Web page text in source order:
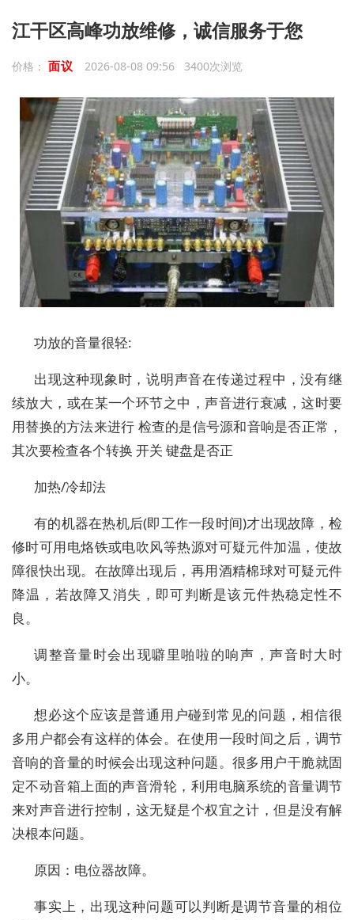
江干区高峰功放维修，诚信服务于您
价格： 面议 2026-08-08 09:56 3400次浏览
功放的音量很轻:
出现这种现象时，说明声音在传递过程中，没有继
续放大，或在某一个环节之中，声音进行衰减，这时要
用替换的方法来进行 检查的是信号源和音响是否正常，
其次要检查各个转换 开关 键盘是否正
加热/冷却法
有的机器在热机后(即工作一段时间)才出现故障，检
修时可用电烙铁或电吹风等热源对可疑元件加温，使故
障很快出现。在故障出现后，再用酒精棉球对可疑元件
降温，若故障又消失，即可判断是该元件热稳定性不
良。
调整音量时会出现噼里啪啦的响声，声音时大时
小。
想必这个应该是普通用户碰到常见的问题，相信很
多用户都会有这样的体会。在使用一段时间之后，调节
音响的音量的时候会出现这种问题。很多用户干脆就固
定不动音箱上面的声音滑轮，利用电脑系统的音量调节
来对声音进行控制，这无疑是个权宜之计，但是没有解
决根本问题。
原因：电位器故障。
事实上，出现这种问题可以判断是调节音量的相位